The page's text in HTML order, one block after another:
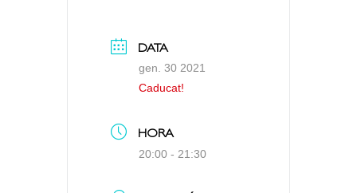
DATA
gen. 30 2021
Caducat!
HORA
20:00 - 21:30